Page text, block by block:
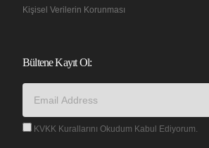
Kişisel Verilerin Korunması
Bültene Kayıt Ol:
KVKK Kurallarını Okudum Kabul Ediyorum.